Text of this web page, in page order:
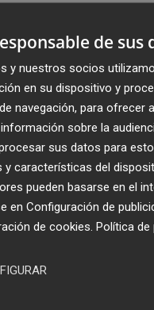
y retrocedía un
que
a las doce del
(+3,86%), Solaria
Amadeus
en la media sesión
(-1,03%),
ha concedido
de sus
y nuestros socios
en su dispositivo y
navegación, para ofrecer
sobre la
sus datos para
y características del
pueden basarse en el
en Configuración de
de cookies Política de